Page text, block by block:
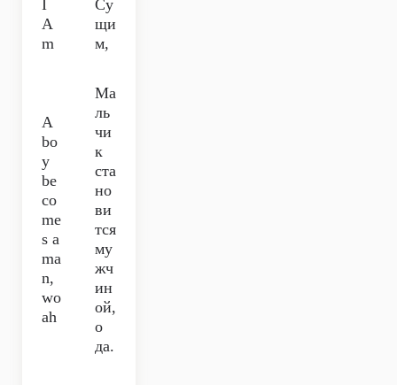
I
A
m
Су
щи
м,
A
bo
y
be
co
me
s a
ma
n,
wo
ah
Ма
ль
чи
к
ста
но
ви
тся
му
жч
ин
ой,
о
да.